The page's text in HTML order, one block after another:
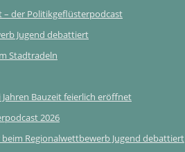
– der Politikgeflüsterpodcast
Jugend debattiert
Stadtradeln
Jahren Bauzeit feierlich eröffnet
2026
beim Regionalwettbewerb Jugend debattiert